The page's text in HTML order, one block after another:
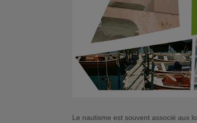
Le nautisme est souvent associé aux